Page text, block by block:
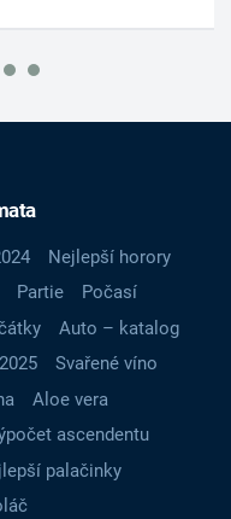
Nejlepší horory
Partie
Počasí
Auto – katalog
Svařené víno
Aloe vera
ascendentu
palačinky